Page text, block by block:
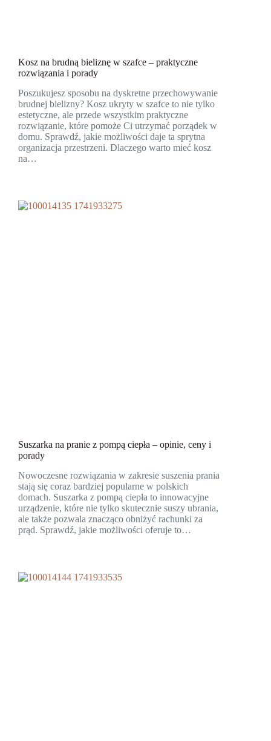
Kosz na brudną bieliznę w szafce – praktyczne
rozwiązania i porady
Poszukujesz sposobu na dyskretne przechowywanie
brudnej bielizny? Kosz ukryty w szafce to nie tylko
estetyczne, ale przede wszystkim praktyczne
rozwiązanie, które pomoże Ci utrzymać porządek w
domu. Sprawdź, jakie możliwości daje ta sprytna
organizacja przestrzeni. Dlaczego warto mieć kosz
na…
Suszarka na pranie z pompą ciepła – opinie, ceny i
porady
Nowoczesne rozwiązania w zakresie suszenia prania
stają się coraz bardziej popularne w polskich
domach. Suszarka z pompą ciepła to innowacyjne
urządzenie, które nie tylko skutecznie suszy ubrania,
ale także pozwala znacząco obniżyć rachunki za
prąd. Sprawdź, jakie możliwości oferuje to…